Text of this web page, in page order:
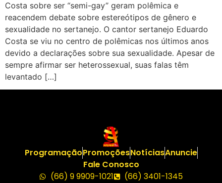
Costa sobre ser “semi-gay” geram polêmica e
reacendem debate sobre estereótipos de gênero e
sexualidade no sertanejo. O cantor sertanejo Eduardo
Costa se viu no centro de polêmicas nos últimos anos
devido a declarações sobre sua sexualidade. Apesar de
sempre afirmar ser heterossexual, suas falas têm
levantado […]
ProgramaçãoPromoçõesNotíciasAnuncie
Fale Conosco
(66) 9 9909-1021
(66) 3401-1345